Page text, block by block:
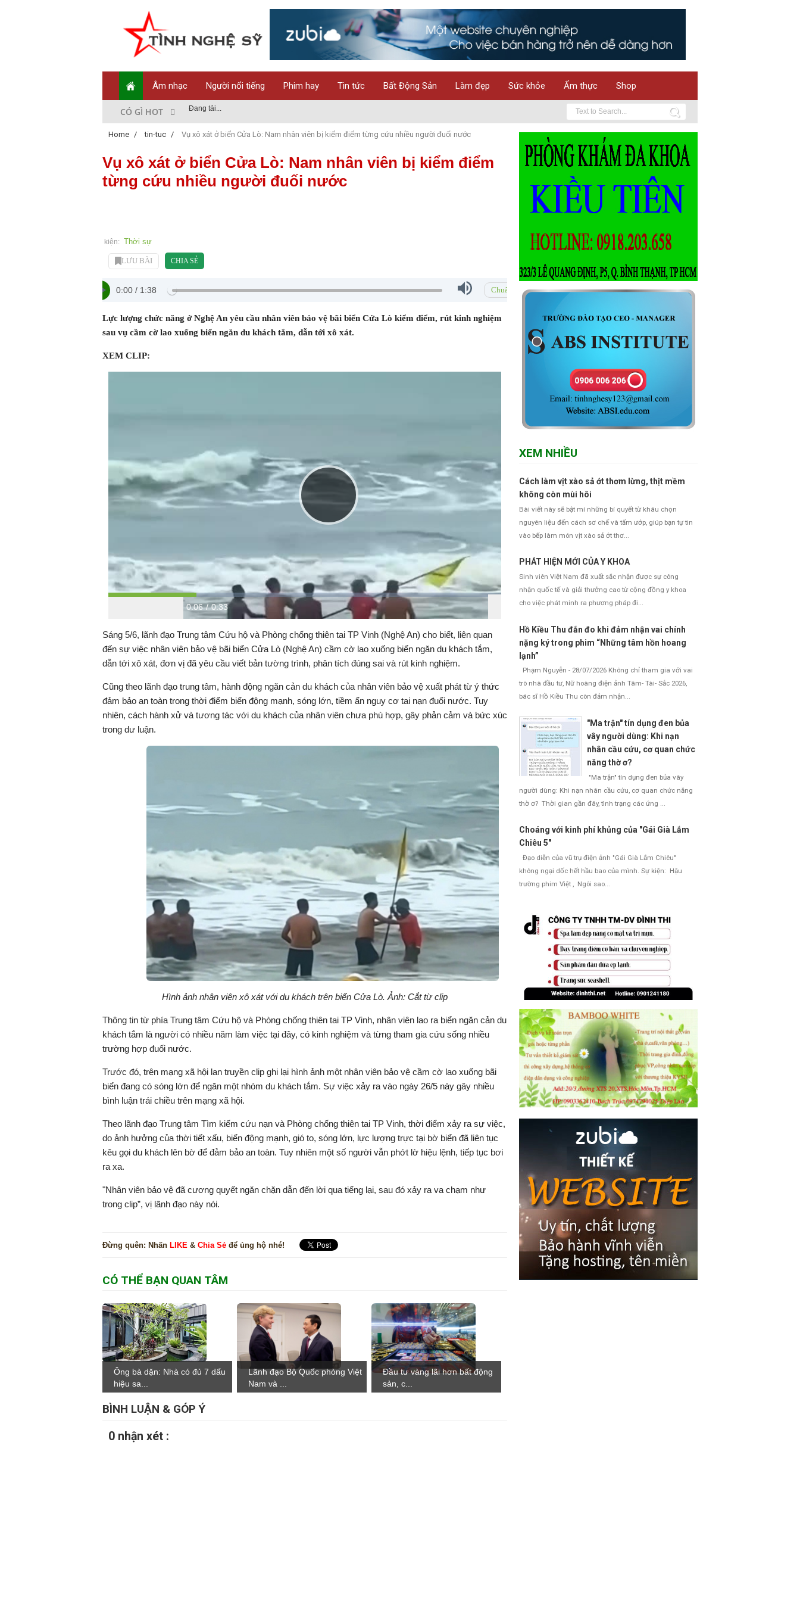
Âm nhạc Người nổi tiếng Phim hay Tin tức Bất Động Sản Làm đẹp Sức khỏe Ẩm thực Shop
CÓ GÌ HOT Đang tải...
Home / tin-tuc / Vụ xô xát ở biển Cửa Lò: Nam nhân viên bị kiểm điểm từng cứu nhiều người đuối nước
Vụ xô xát ở biển Cửa Lò: Nam nhân viên bị kiểm điểm
từng cứu nhiều người đuối nước
kiện: Thời sự
LƯU BÀI CHIA SẺ
0:00 / 1:38 Chuẩn
Lực lượng chức năng ở Nghệ An yêu cầu nhân viên bảo vệ bãi biển Cửa Lò kiểm điểm, rút kinh nghiệm
sau vụ cầm cờ lao xuống biển ngăn du khách tắm, dẫn tới xô xát.
XEM CLIP:
P
l
a
y
i
d
e
o
k
a
r
d
t
w
r
d
T
h
g
h
n
0:06 / D
u
r
t
0:33
Đ
ã
t
ả
:
1
0
0
%
à
n
m
à
h
n
h
w
a
Sáng 5/6, lãnh đạo Trung tâm Cứu hộ và Phòng chống thiên tai TP Vinh (Nghệ An) cho biết, liên quan
đến sự việc nhân viên bảo vệ bãi biển Cửa Lò (Nghệ An) cầm cờ lao xuống biển ngăn du khách tắm,
dẫn tới xô xát, đơn vị đã yêu cầu viết bản tường trình, phân tích đúng sai và rút kinh nghiệm.
Cũng theo lãnh đạo trung tâm, hành động ngăn cản du khách của nhân viên bảo vệ xuất phát từ ý thức
đảm bảo an toàn trong thời điểm biển động mạnh, sóng lớn, tiềm ẩn nguy cơ tai nạn đuối nước. Tuy
nhiên, cách hành xử và tương tác với du khách của nhân viên chưa phù hợp, gây phản cảm và bức xúc
trong dư luận.
Hình ảnh nhân viên xô xát với du khách trên biển Cửa Lò. Ảnh: Cắt từ clip
Thông tin từ phía Trung tâm Cứu hộ và Phòng chống thiên tai TP Vinh, nhân viên lao ra biển ngăn cản du
khách tắm là người có nhiều năm làm việc tại đây, có kinh nghiệm và từng tham gia cứu sống nhiều
trường hợp đuối nước.
Trước đó, trên mạng xã hội lan truyền clip ghi lại hình ảnh một nhân viên bảo vệ cầm cờ lao xuống bãi
biển đang có sóng lớn để ngăn một nhóm du khách tắm. Sự việc xảy ra vào ngày 26/5 này gây nhiều
bình luận trái chiều trên mạng xã hội.
Theo lãnh đạo Trung tâm Tìm kiếm cứu nạn và Phòng chống thiên tai TP Vinh, thời điểm xảy ra sự việc,
do ảnh hưởng của thời tiết xấu, biển động mạnh, gió to, sóng lớn, lực lượng trực tại bờ biển đã liên tục
kêu gọi du khách lên bờ để đảm bảo an toàn. Tuy nhiên một số người vẫn phớt lờ hiệu lệnh, tiếp tục bơi
ra xa.
"Nhân viên bảo vệ đã cương quyết ngăn chặn dẫn đến lời qua tiếng lại, sau đó xảy ra va chạm như
trong clip”, vị lãnh đạo này nói.
Đừng quên: Nhấn LIKE & Chia Sẻ để ủng hộ nhé!
CÓ THỂ BẠN QUAN TÂM
Ông bà dặn: Nhà có đủ 7 dấu
hiệu sa...
Lãnh đạo Bộ Quốc phòng Việt
Nam và ...
Đầu tư vàng lãi hơn bất động
sản, c...
BÌNH LUẬN & GÓP Ý
0 nhận xét :
XEM NHIỀU
Cách làm vịt xào sả ớt thơm lừng, thịt mềm
không còn mùi hôi
Bài viết này sẽ bật mí những bí quyết từ khâu chọn
nguyên liệu đến cách sơ chế và tẩm ướp, giúp bạn tự tin
vào bếp làm món vịt xào sả ớt thơ...
PHÁT HIỆN MỚI CỦA Y KHOA
Sinh viên Việt Nam đã xuất sắc nhận được sự công
nhận quốc tế và giải thưởng cao từ cộng đồng y khoa
cho việc phát minh ra phương pháp đi...
Hồ Kiều Thu đắn đo khi đảm nhận vai chính
nặng ký trong phim “Những tâm hồn hoang
lạnh”
Phạm Nguyễn - 28/07/2026 Không chỉ tham gia với vai
trò nhà đầu tư, Nữ hoàng điện ảnh Tâm- Tài- Sắc 2026,
bác sĩ Hồ Kiều Thu còn đảm nhận...
"Ma trận" tín dụng đen bủa
vây người dùng: Khi nạn
nhân cầu cứu, cơ quan chức
năng thờ ơ?
"Ma trận" tín dụng đen bủa vây
người dùng: Khi nạn nhân cầu cứu, cơ quan chức năng
thờ ơ? Thời gian gần đây, tình trạng các ứng ...
Choáng với kinh phí khủng của "Gái Già Lắm
Chiêu 5"
Đạo diễn của vũ trụ điện ảnh "Gái Già Lắm Chiêu"
không ngại dốc hết hầu bao của mình. Sự kiện: Hậu
trường phim Việt , Ngôi sao...